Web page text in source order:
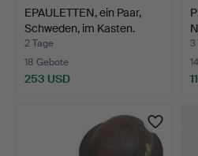
EPAULETTEN, ein Paar,
Schweden, im Kasten.
2 Tage
18 Gebote
253 USD
3